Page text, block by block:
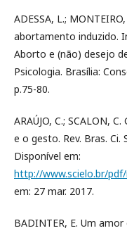
ADESSA, L.;
abortamento induzido.
Aborto e (não) desejo
Psicologia. Brasília:
p.75-80.
ARAÚJO, C.; SCALON,
e o gesto. Rev. Bras. Ci.
Disponível em:
http://www.scielo.br/
em: 27 mar. 2017.
BADINTER, E. Um